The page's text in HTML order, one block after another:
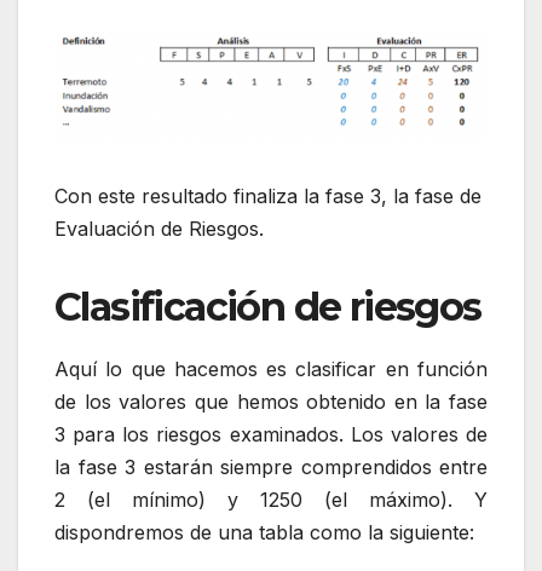
Con este resultado finaliza la fase 3, la fase de
Evaluación de Riesgos.
Clasificación de riesgos
Aquí lo que hacemos es clasificar en función
de los valores que hemos obtenido en la fase
3 para los riesgos examinados. Los valores de
la fase 3 estarán siempre comprendidos entre
2 (el mínimo) y 1250 (el máximo). Y
dispondremos de una tabla como la siguiente: